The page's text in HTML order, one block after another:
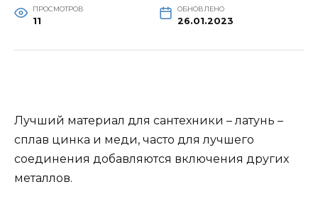
ПРОСМОТРОВ
11
ОБНОВЛЕНО
26.01.2023
Лучший материал для сантехники – латунь –
сплав цинка и меди, часто для лучшего
соединения добавляются включения других
металлов.